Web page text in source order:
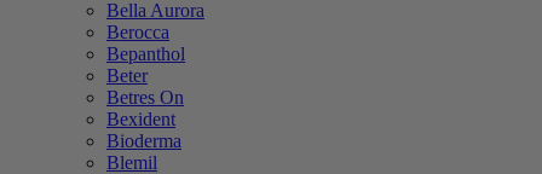
Bella Aurora
Berocca
Bepanthol
Beter
Betres On
Bexident
Bioderma
Blemil